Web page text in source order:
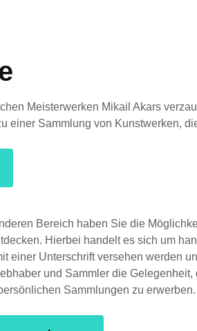
Meisterwerken Mikail Akars
einer Sammlung von Kunstwerken,
Bereich haben Sie die
Hierbei handelt es sich um
einer Unterschrift versehen werden
und Sammler die Gelegenheit,
Sammlungen zu erwerben.